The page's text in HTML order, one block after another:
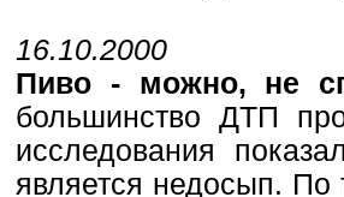
16.10.2000
Пиво - можно, не
большинство ДТП
исследования
является недосып. По